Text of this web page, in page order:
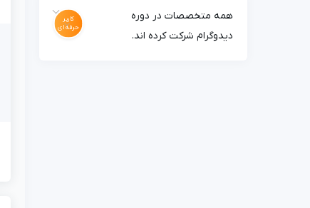
همه متخصصات در دوره
دیدوگرام شرکت کرده اند.
کاربر
حرفه ای